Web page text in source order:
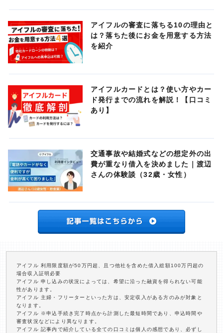
アイフルの審査に落ちる10の理由と
は？落ちた後にお金を用意する方法
を紹介
アイフルカードとは？使い方やカー
ド発行までの流れを解説！【口コミ
あり】
交通事故や結婚式などの想定外の出
費が重なり借入を決めました｜渡辺
さんの体験談（32歳・女性）
アイフル 利用限度額が50万円超、且つ他社を含めた借入総額100万円超の
場合収入証明必要
アイフル 申し込みの状況によっては、希望に沿った融資を得られない可能
性があります。
アイフル 主婦・フリーターといった方は、安定収入がある方のみが対象と
なります。
アイフル ※申込手続き完了時点から計測した最短時間であり、申込時間や
審査状況などにより異なります。
アイフル 記事内で紹介している全ての口コミは個人の感想であり、必ずし